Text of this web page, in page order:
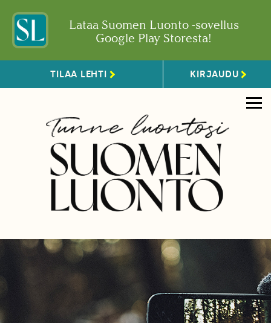
Lataa Suomen Luonto -sovellus
Google Play Storesta!
TILAA LEHTI KIRJAUDU